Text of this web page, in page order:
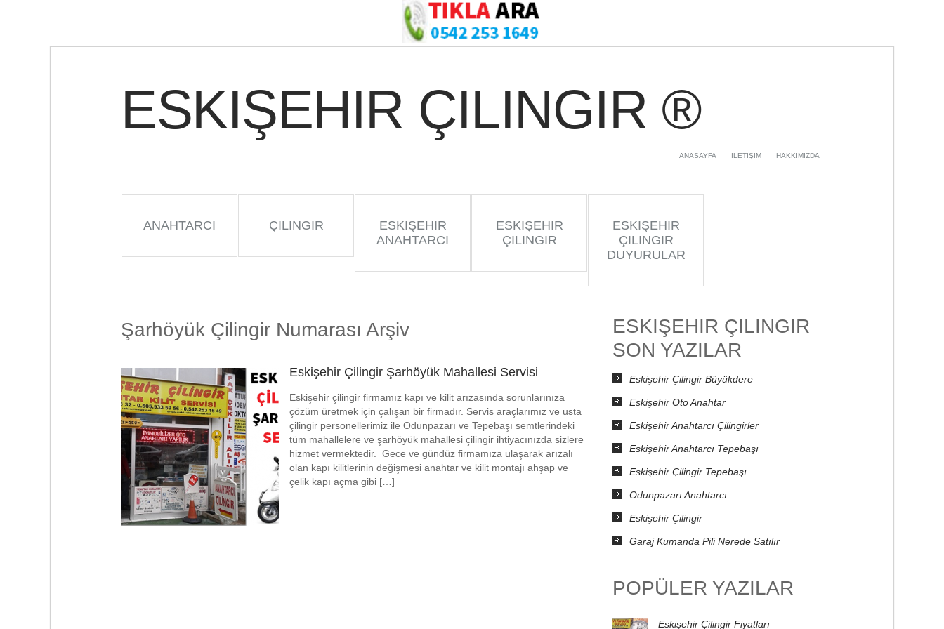
ESKIŞEHIR ÇILINGIR ®
ANASAYFA İLETIŞIM HAKKIMIZDA
ANAHTARCI ÇILINGIR
ESKIŞEHIR
ANAHTARCI
ESKIŞEHIR
ÇILINGIR
ESKIŞEHIR
ÇILINGIR
DUYURULAR
Şarhöyük Çilingir Numarası Arşiv
Eskişehir Çilingir Şarhöyük Mahallesi Servisi
Eskişehir çilingir firmamız kapı ve kilit arızasında sorunlarınıza
çözüm üretmek için çalışan bir firmadır. Servis araçlarımız ve usta
çilingir personellerimiz ile Odunpazarı ve Tepebaşı semtlerindeki
tüm mahallelere ve şarhöyük mahallesi çilingir ihtiyacınızda sizlere
hizmet vermektedir. Gece ve gündüz firmamıza ulaşarak arızalı
olan kapı kilitlerinin değişmesi anahtar ve kilit montajı ahşap ve
çelik kapı açma gibi […]
ESKIŞEHIR ÇILINGIR
SON YAZILAR
Eskişehir Çilingir Büyükdere
Eskişehir Oto Anahtar
Eskişehir Anahtarcı Çilingirler
Eskişehir Anahtarcı Tepebaşı
Eskişehir Çilingir Tepebaşı
Odunpazarı Anahtarcı
Eskişehir Çilingir
Garaj Kumanda Pili Nerede Satılır
POPÜLER YAZILAR
Eskişehir Çilingir Fiyatları